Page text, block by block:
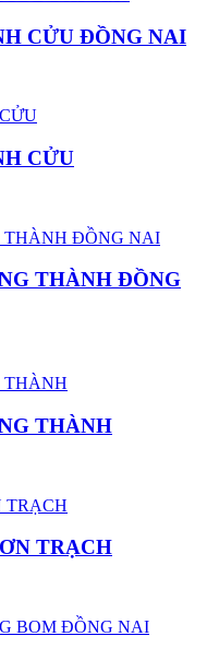
CỬU ĐỒNG NAI
CỬU
THÀNH ĐỒNG
THÀNH
TRẠCH